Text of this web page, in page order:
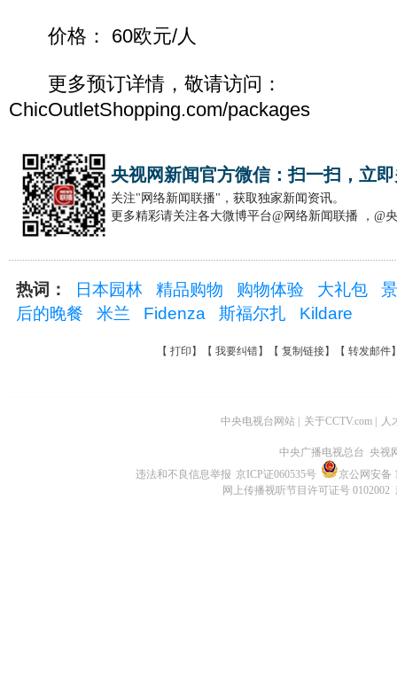
价格： 60欧元/人
更多预订详情，敬请访问：
ChicOutletShopping.com/packages
央视网新闻官方微信：扫一扫，立
关注"网络新闻联播"，获取独家新闻资讯。
更多精彩请关注各大微博平台@网络新闻联播 ，@
热词： 日本园林 精品购物 购物体验 大礼包
后的晚餐
米兰 Fidenza 斯福尔扎 Kildare
【 打印 】【 我要纠错】【 复制链接】【 转发邮件
中央电视台网站 关于CCTV.com 人
中央广播电视总台 央视
违法和不良信息举报 京ICP证060535号
京公网安备
网上传播视听节目许可证号 0102002